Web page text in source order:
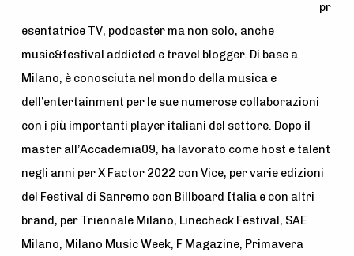
pr
esentatrice TV, podcaster ma non solo, anche
music&festival addicted e travel blogger. Di base a
Milano, è conosciuta nel mondo della musica e
dell’entertainment per le sue numerose collaborazioni
con i più importanti player italiani del settore. Dopo il
master all’Accademia09, ha lavorato come host e talent
negli anni per X Factor 2022 con Vice, per varie edizioni
del Festival di Sanremo con Billboard Italia e con altri
brand, per Triennale Milano, Linecheck Festival, SAE
Milano, Milano Music Week, F Magazine, Primavera